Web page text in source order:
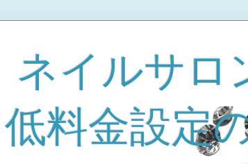
イルサロ
料金設定